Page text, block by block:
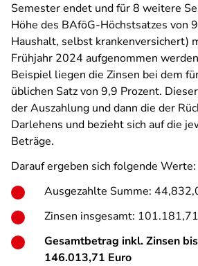
Semester endet und für 8 weitere
Höhe des BAföG-Höchstsatzes von
Haushalt, selbst krankenversichert)
Frühjahr 2024 aufgenommen
Beispiel liegen die Zinsen bei dem
üblichen Satz von 9,9 Prozent.
der Auszahlung und dann die der
Darlehens und bezieht sich auf die
Beträge.
Darauf ergeben sich folgende Werte:
Ausgezahlte Summe:
Zinsen insgesamt:
Gesamtbetrag inkl. Zinsen
146.013,71 Euro